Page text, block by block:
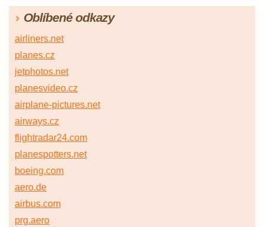
Oblíbené odkazy
airliners.net
planes.cz
jetphotos.net
planesvideo.cz
airplane-pictures.net
airways.cz
flightradar24.com
planespotters.net
boeing.com
aero.de
airbus.com
prg.aero